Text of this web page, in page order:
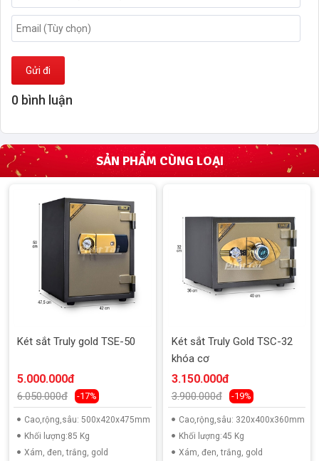
Gửi đi
0 bình luận
SẢN PHẨM CÙNG LOẠI
Két sắt Truly gold TSE-50
5.000.000đ
6.050.000đ -17%
Cao,rộng,sâu: 500x420x475mm
Khối lượng:85 Kg
Xám, đen, trắng, gold
Két sắt Truly Gold TSC-32
khóa cơ
3.150.000đ
3.900.000đ -19%
Cao,rộng,sâu: 320x400x360mm
Khối lượng:45 Kg
Xám, đen, trắng, gold